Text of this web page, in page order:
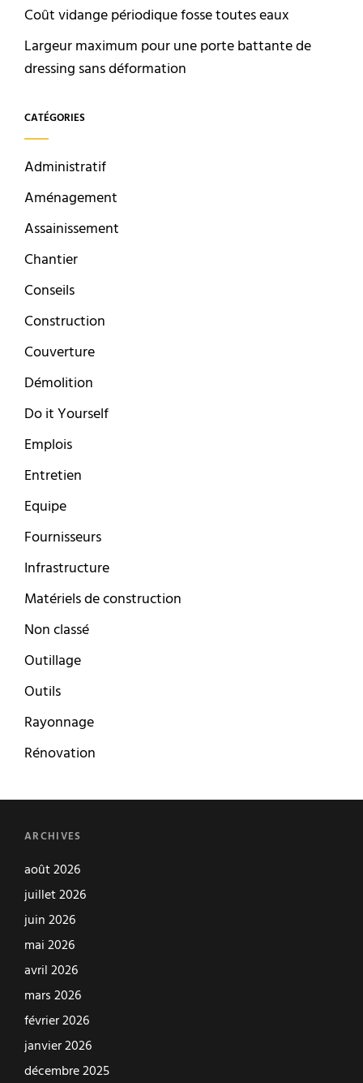
Coût vidange périodique fosse toutes eaux
Largeur maximum pour une porte battante de
dressing sans déformation
CATÉGORIES
Administratif
Aménagement
Assainissement
Chantier
Conseils
Construction
Couverture
Démolition
Do it Yourself
Emplois
Entretien
Equipe
Fournisseurs
Infrastructure
Matériels de construction
Non classé
Outillage
Outils
Rayonnage
Rénovation
ARCHIVES
août 2026
juillet 2026
juin 2026
mai 2026
avril 2026
mars 2026
février 2026
janvier 2026
décembre 2025